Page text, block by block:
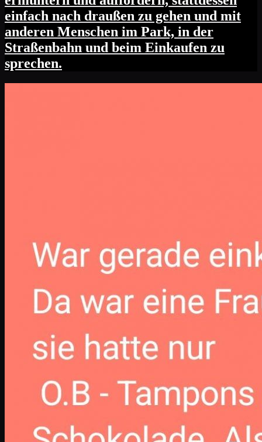
einfach nach draußen zu gehen und mit
anderen Menschen im Park, in der
Straßenbahn und beim Einkaufen zu
sprechen.